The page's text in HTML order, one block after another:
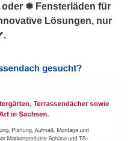
✹ Fensterläden für
Lösungen, nur